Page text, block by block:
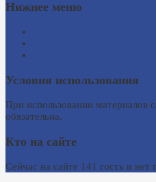
Нижнее меню
Условия использования
При использовании материалов
обязательна.
Кто на сайте
Сейчас на сайте 141 гость и нет